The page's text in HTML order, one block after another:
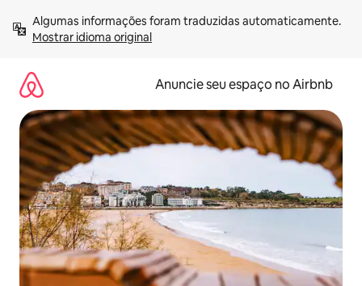
para
Mostrar idioma original
Anuncie seu espaço no Airbnb